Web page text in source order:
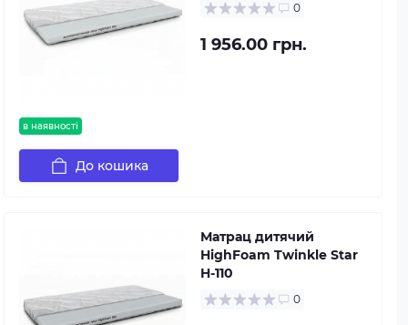
в наявності
0
1 956.00 грн.
До кошика
Матрац дитячий
HighFoam Twinkle Star
H-110
0